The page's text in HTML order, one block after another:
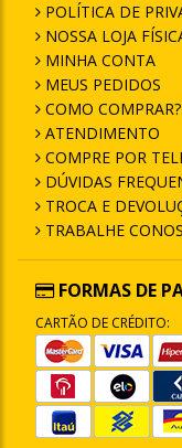
POLÍTICA DE
NOSSA LOJA
MINHA CONTA
MEUS PEDIDOS
COMO COMPRAR?
ATENDIMENTO
COMPRE POR
DÚVIDAS
TROCA E
TRABALHE
FORMAS DE
CARTÃO DE CRÉDITO: